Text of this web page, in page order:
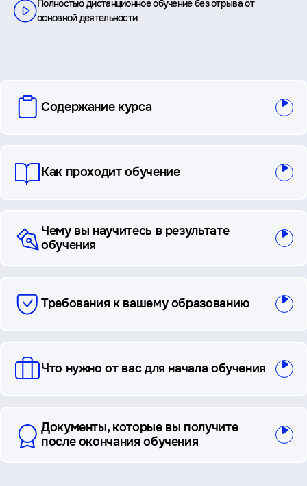
Полностью дистанционное обучение без отрыва от
основной деятельности
вопросы
Содержание курса
Как проходит обучение
Чему вы научитесь в результате
обучения
Требования к вашему образованию
Что нужно от вас для начала обучения
Документы, которые вы получите
после окончания обучения